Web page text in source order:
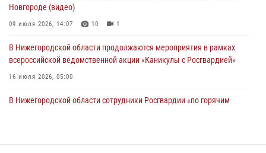
Новгороде (видео)
09 июля 2026, 14:07 10 1
В Нижегородской области продолжаются мероприятия в рамках
всероссийской ведомственной акции «Каникулы с Росгвардией»
16 июля 2026, 05:00
В Нижегородской области сотрудники Росгвардии «по горячим